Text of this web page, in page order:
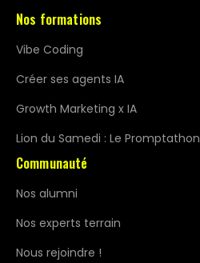
Nos formations
Vibe Coding
Créer ses agents IA
Growth Marketing x IA
Lion du Samedi : Le Promptathon
Communauté
Nos alumni
Nos experts terrain
Nous rejoindre !